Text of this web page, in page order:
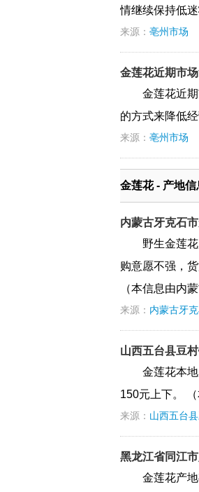
情继续保持低
来源： 亳州市场
金莲花近期市
金莲花近
的方式来降低
来源： 亳州市场
金莲花 - 产地信
内蒙古牙克石
野生金莲
购意愿不强，
（本信息由内
来源： 内蒙古牙
山西五台县豆
金莲花本
150元上下。
来源： 山西五台
黑龙江省同江
金莲花产